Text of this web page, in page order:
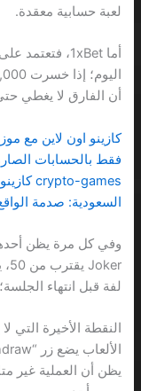
لعبة حسابية معقدة.
أن الفارق لا يغطي حتى
فقط بالحسابات
السعودية: صدمة الواقع
لفة قبل انتهاء
النقطة الأخيرة
يظن أن العملية غير